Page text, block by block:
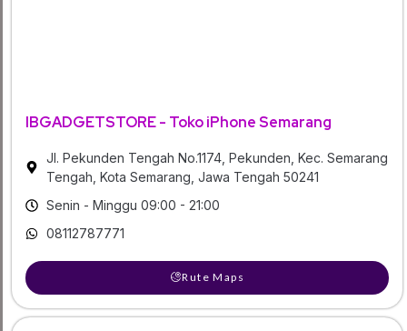
IBGADGETSTORE - Toko iPhone Semarang
Jl. Pekunden Tengah No.1174, Pekunden, Kec. Semarang
Tengah, Kota Semarang, Jawa Tengah 50241
Senin - Minggu 09:00 - 21:00
08112787771
Rute Maps